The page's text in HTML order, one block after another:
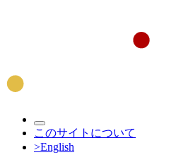
このサイトについて
>English